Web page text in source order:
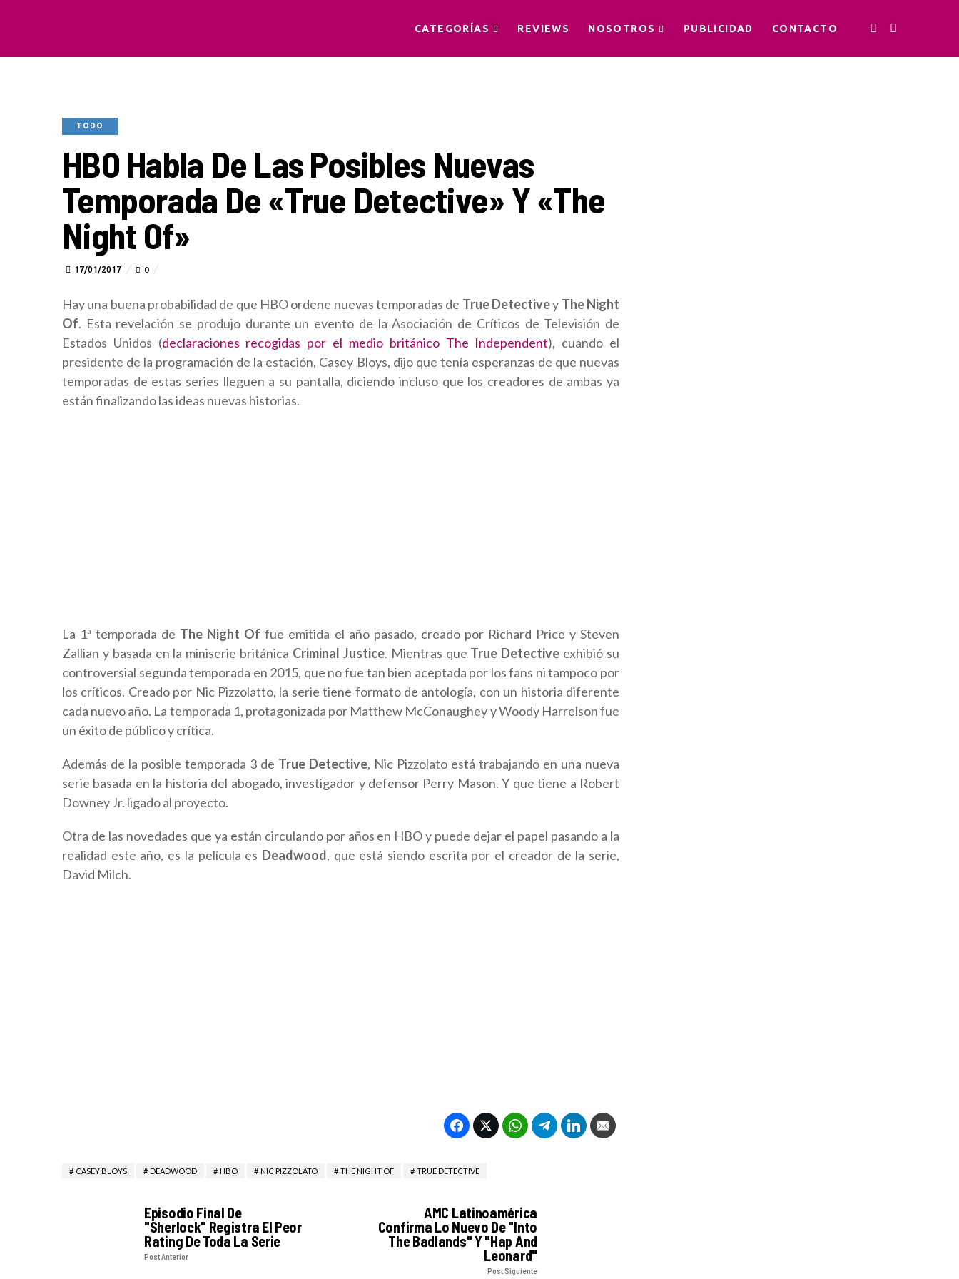
CATEGORÍAS REVIEWS NOSOTROS PUBLICIDAD CONTACTO
TODO
HBO Habla De Las Posibles Nuevas
Temporada De «True Detective» Y «The
Night Of»
17/01/2017 0
Hay una buena probabilidad de que HBO ordene nuevas temporadas de True Detectivey The Night
Of. Esta revelación se produjo durante un evento de la Asociación de Críticos de Televisión de
Estados Unidos (declaraciones recogidas por el medio británico The Independent), cuando el
presidente de la programación de la estación, Casey Bloys, dijo que tenía esperanzas de que nuevas
temporadas de estas series lleguen a su pantalla, diciendo incluso que los creadores de ambas ya
están finalizando las ideas nuevas historias.
La 1ª temporada de The Night Of fue emitida el año pasado, creado por Richard Price y Steven
Zallian y basada en la miniserie británica Criminal Justice. Mientras que True Detective exhibió su
controversial segunda temporada en 2015, que no fue tan bien aceptada por los fans ni tampoco por
los críticos. Creado por Nic Pizzolatto, la serie tiene formato de antología, con un historia diferente
cada nuevo año. La temporada 1, protagonizada por Matthew McConaughey y Woody Harrelson fue
un éxito de público y crítica.
Además de la posible temporada 3 de True Detective, Nic Pizzolato está trabajando en una nueva
serie basada en la historia del abogado, investigador y defensor Perry Mason. Y que tiene a Robert
Downey Jr. ligado al proyecto.
Otra de las novedades que ya están circulando por años en HBO y puede dejar el papel pasando a la
realidad este año, es la película es Deadwood, que está siendo escrita por el creador de la serie,
David Milch.
CASEY BLOYS DEADWOOD HBO NIC PIZZOLATO THE NIGHT OF TRUE DETECTIVE
Episodio Final De
"Sherlock" Registra El Peor
Rating De Toda La Serie
Post Anterior
AMC Latinoamérica
Confirma Lo Nuevo De "Into
The Badlands" Y "Hap And
Leonard"
Post Siguiente